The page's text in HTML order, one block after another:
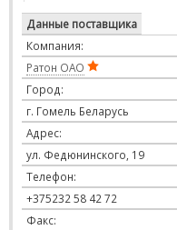
Данные поставщика
Компания:
Ратон ОАО
Город:
г. Гомель Беларусь
Адрес:
ул. Федюнинского, 19
Телефон:
+375232 58 42 72
Факс: